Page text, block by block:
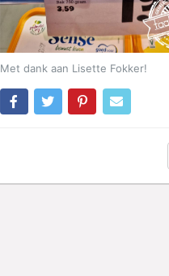
Met dank aan Lisette Fokker!